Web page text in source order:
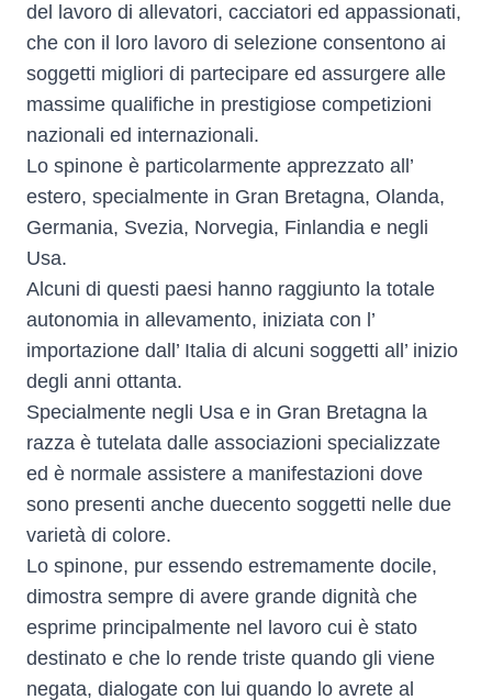
del lavoro di allevatori, cacciatori ed appassionati,
che con il loro lavoro di selezione consentono ai
soggetti migliori di partecipare ed assurgere alle
massime qualifiche in prestigiose competizioni
nazionali ed internazionali.
Lo spinone è particolarmente apprezzato all’
estero, specialmente in Gran Bretagna, Olanda,
Germania, Svezia, Norvegia, Finlandia e negli
Usa.
Alcuni di questi paesi hanno raggiunto la totale
autonomia in allevamento, iniziata con l’
importazione dall’ Italia di alcuni soggetti all’ inizio
degli anni ottanta.
Specialmente negli Usa e in Gran Bretagna la
razza è tutelata dalle associazioni specializzate
ed è normale assistere a manifestazioni dove
sono presenti anche duecento soggetti nelle due
varietà di colore.
Lo spinone, pur essendo estremamente docile,
dimostra sempre di avere grande dignità che
esprime principalmente nel lavoro cui è stato
destinato e che lo rende triste quando gli viene
negata, dialogate con lui quando lo avrete al